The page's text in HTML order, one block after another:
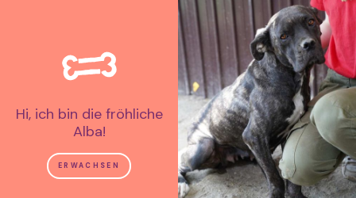
Hi, ich bin die fröhliche
Alba!
ERWACHSEN